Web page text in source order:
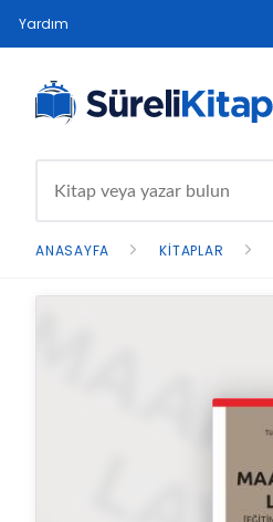
Yardım
ANASAYFA KITAPLAR